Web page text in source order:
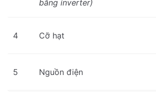
bằng inverter)
4 Cỡ hạt
5 Nguồn điện